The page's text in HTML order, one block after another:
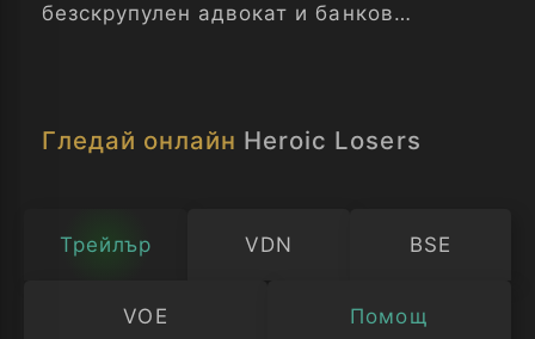
безскрупулен адвокат и банков
Аржентина е на дъното на помитаща
е отминала, сега има автосервиз в
Гледай онлайн Heroic Losers
Трейлър VDN BSE
VOE Помощ